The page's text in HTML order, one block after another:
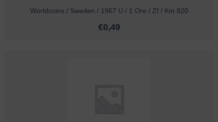
Worldcoins / Sweden / 1967 U / 1 Ore / Zf / Km 820
€0,49